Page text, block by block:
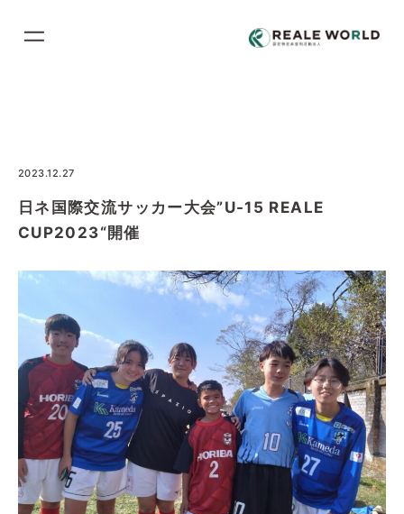
2023.12.27
日ネ国際交流サッカー大会”U-15 REALE
CUP2023“開催